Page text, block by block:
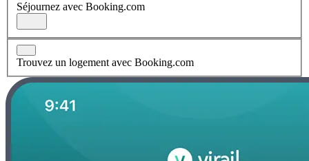
Séjournez avec Booking.com
Trouvez un logement avec Booking.com